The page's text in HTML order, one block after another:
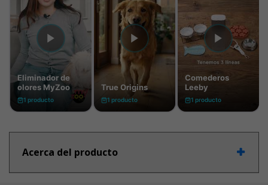
Acerca del producto